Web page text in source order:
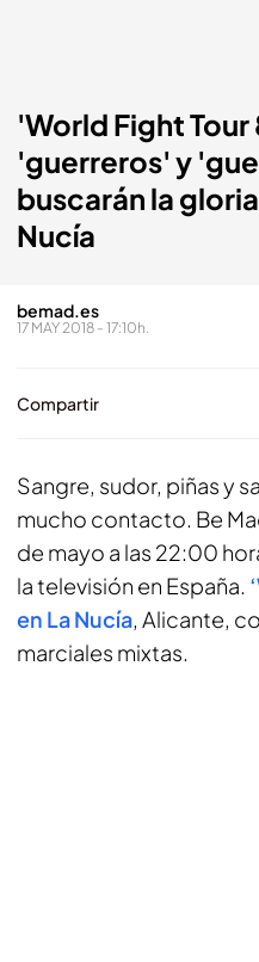
'World Fight
'guerreros' y
buscarán la
Nucía
bemad.es
17 MAY 2018 - 17:10h.
Compartir
Sangre, sudor, piñas y
mucho contacto. Be
de mayo a las 22:00
la televisión en España.
en La Nucía, Alicante,
marciales mixtas.